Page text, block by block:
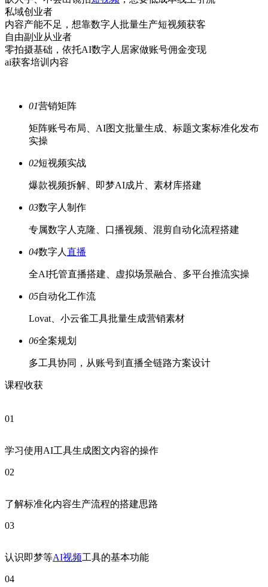
私域创业者
内容产能不足，想靠数字人批量生产短视频获客
自由副业从业者
零拍摄基础，依托AI数字人居家做账号佣金变现
ai获客培训内容
01营销矩阵
矩阵账号布局、AI图文批量生成、标题文案标准化发布
实操
02短视频实战
爆款视频拆解、即梦AI成片、素材库搭建
03数字人制作
专属数字人克隆、口播视频、混剪自动化流程搭建
04数字人 直播
全AI托管直播搭建、虚拟场景融合、多平台推流实操
05自动化工作流
Lovat、小云雀工具批量生成营销素材
06全案规划
多工具协同，从账号到直播全链路方案设计
课程收获
01
学习使用AI工具生成图文内容的操作
02
了解标准化内容生产流程的搭建思路
03
认识即梦等AI视频工具的基本功能
04